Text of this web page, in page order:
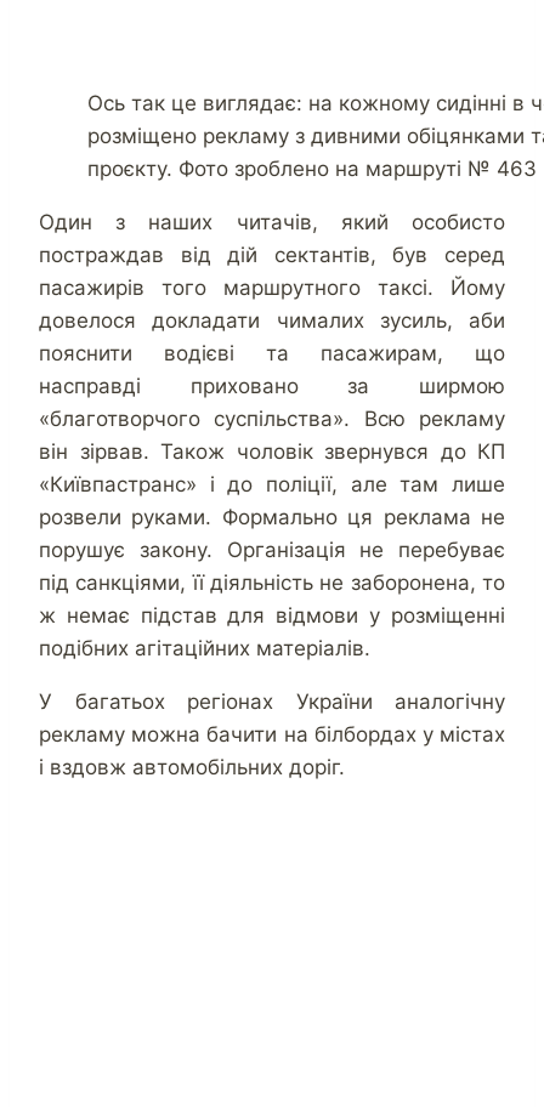
Ось так це виглядає: на кожному сидінні в
розміщено рекламу з дивними обіцянками
проєкту. Фото зроблено на маршруті № 463
Один з наших читачів, який особисто
постраждав від дій сектантів, був серед
пасажирів того маршрутного таксі. Йому
довелося докладати чималих зусиль, аби
пояснити водієві та пасажирам, що
насправді приховано за ширмою
«благотворчого суспільства». Всю рекламу
він зірвав. Також чоловік звернувся до КП
«Київпастранс» і до поліції, але там лише
розвели руками. Формально ця реклама не
порушує закону. Організація не перебуває
під санкціями, її діяльність не заборонена, то
ж немає підстав для відмови у розміщенні
подібних агітаційних матеріалів.
У багатьох регіонах України аналогічну
рекламу можна бачити на білбордах у містах
і вздовж автомобільних доріг.